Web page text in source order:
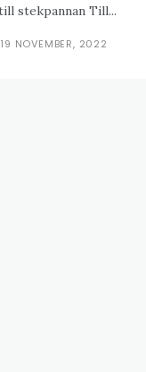
PepparSmör till stekpannan Till...
19 NOVEMBER, 2022